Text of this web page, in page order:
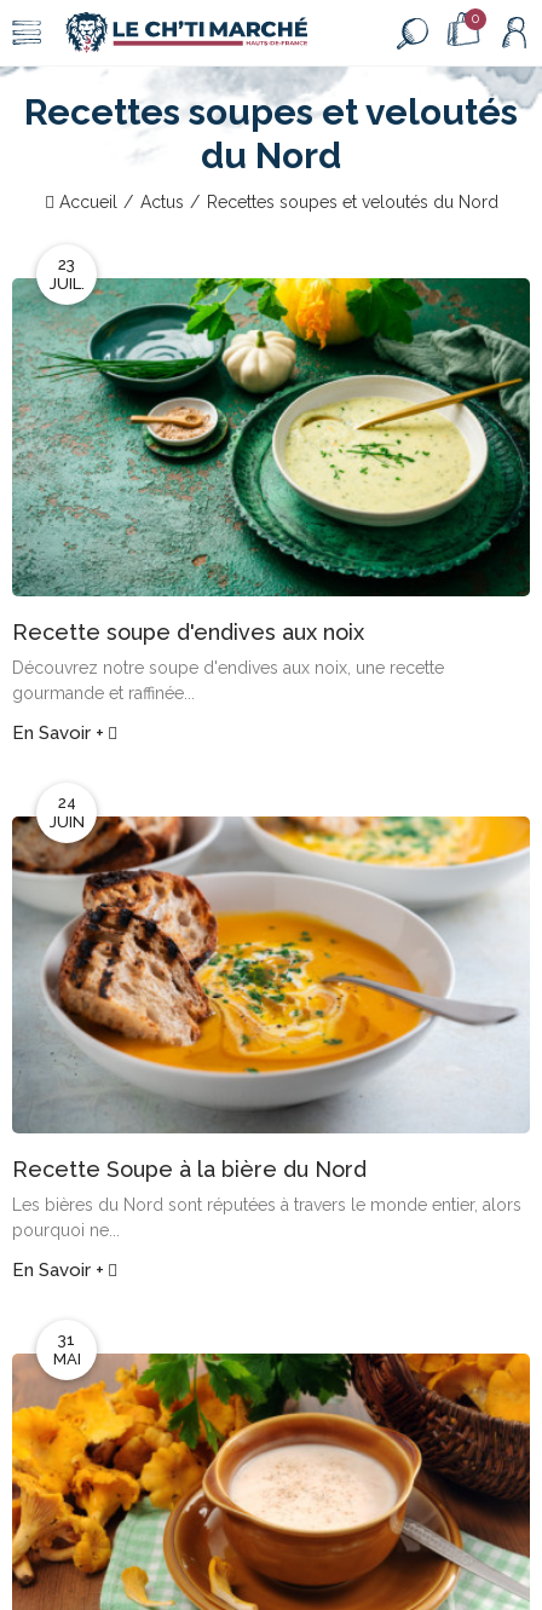
0
Recettes soupes et veloutés
du Nord
Accueil Actus Recettes soupes et veloutés du Nord
23
JUIL.
Recette soupe d'endives aux noix
Découvrez notre soupe d'endives aux noix, une recette
gourmande et raffinée...
En Savoir +
24
JUIN
Recette Soupe à la bière du Nord
Les bières du Nord sont réputées à travers le monde entier, alors
pourquoi ne...
En Savoir +
31
MAI